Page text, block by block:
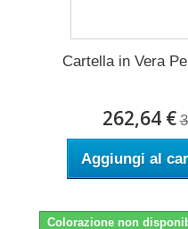
Cartella in Vera
262,64 €
Aggiungi al
Colorazione non